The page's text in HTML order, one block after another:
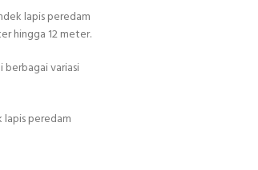
lapis peredam
hingga 12 meter.
berbagai variasi
lapis peredam